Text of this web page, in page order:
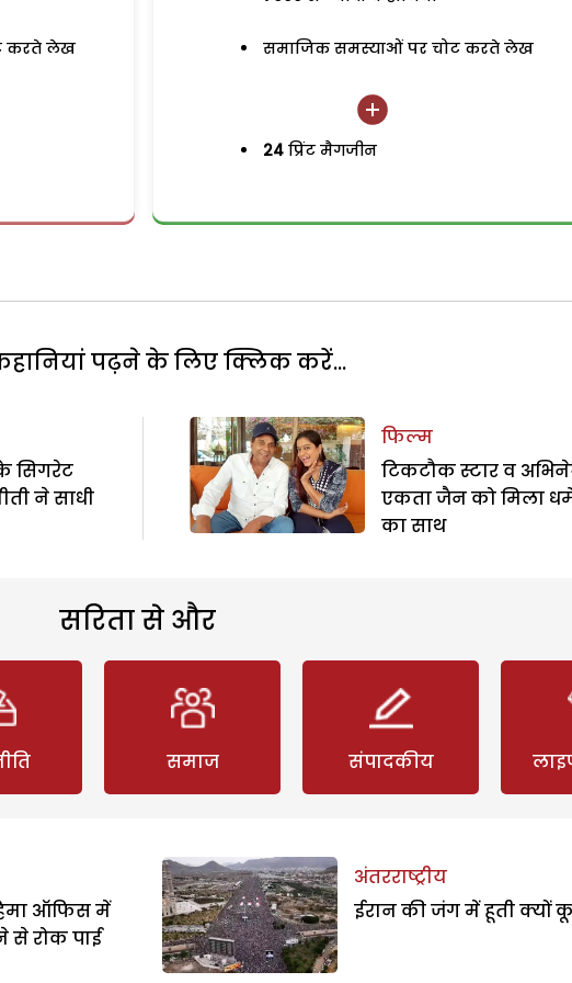
करते लेख समाजिक समस्याओं पर चोट करते लेख
24 प्रिंट मैगजीन
पढ़ने के लिए क्लिक करें...
सिगरेट
ने साधी
फिल्म
टिकटौक स्टार व
एकता जैन को मिला
का साथ
सरिता से और
समाज संपादकीय
ऑफिस में
से रोक पाई
अंतरराष्ट्रीय
ईरान की जंग में हूती क्यों